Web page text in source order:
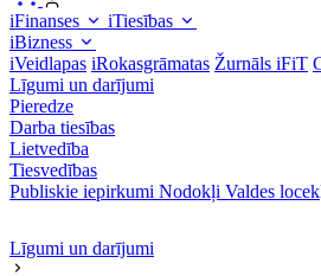
iFinanses
iTiesības
iBizness
iVeidlapas iRokasgrāmatas Žurnāls iFiT
Līgumi un darījumi
Pieredze
Darba tiesības
Lietvedība
Tiesvedības
Publiskie iepirkumi Nodokļi Valdes
Līgumi un darījumi